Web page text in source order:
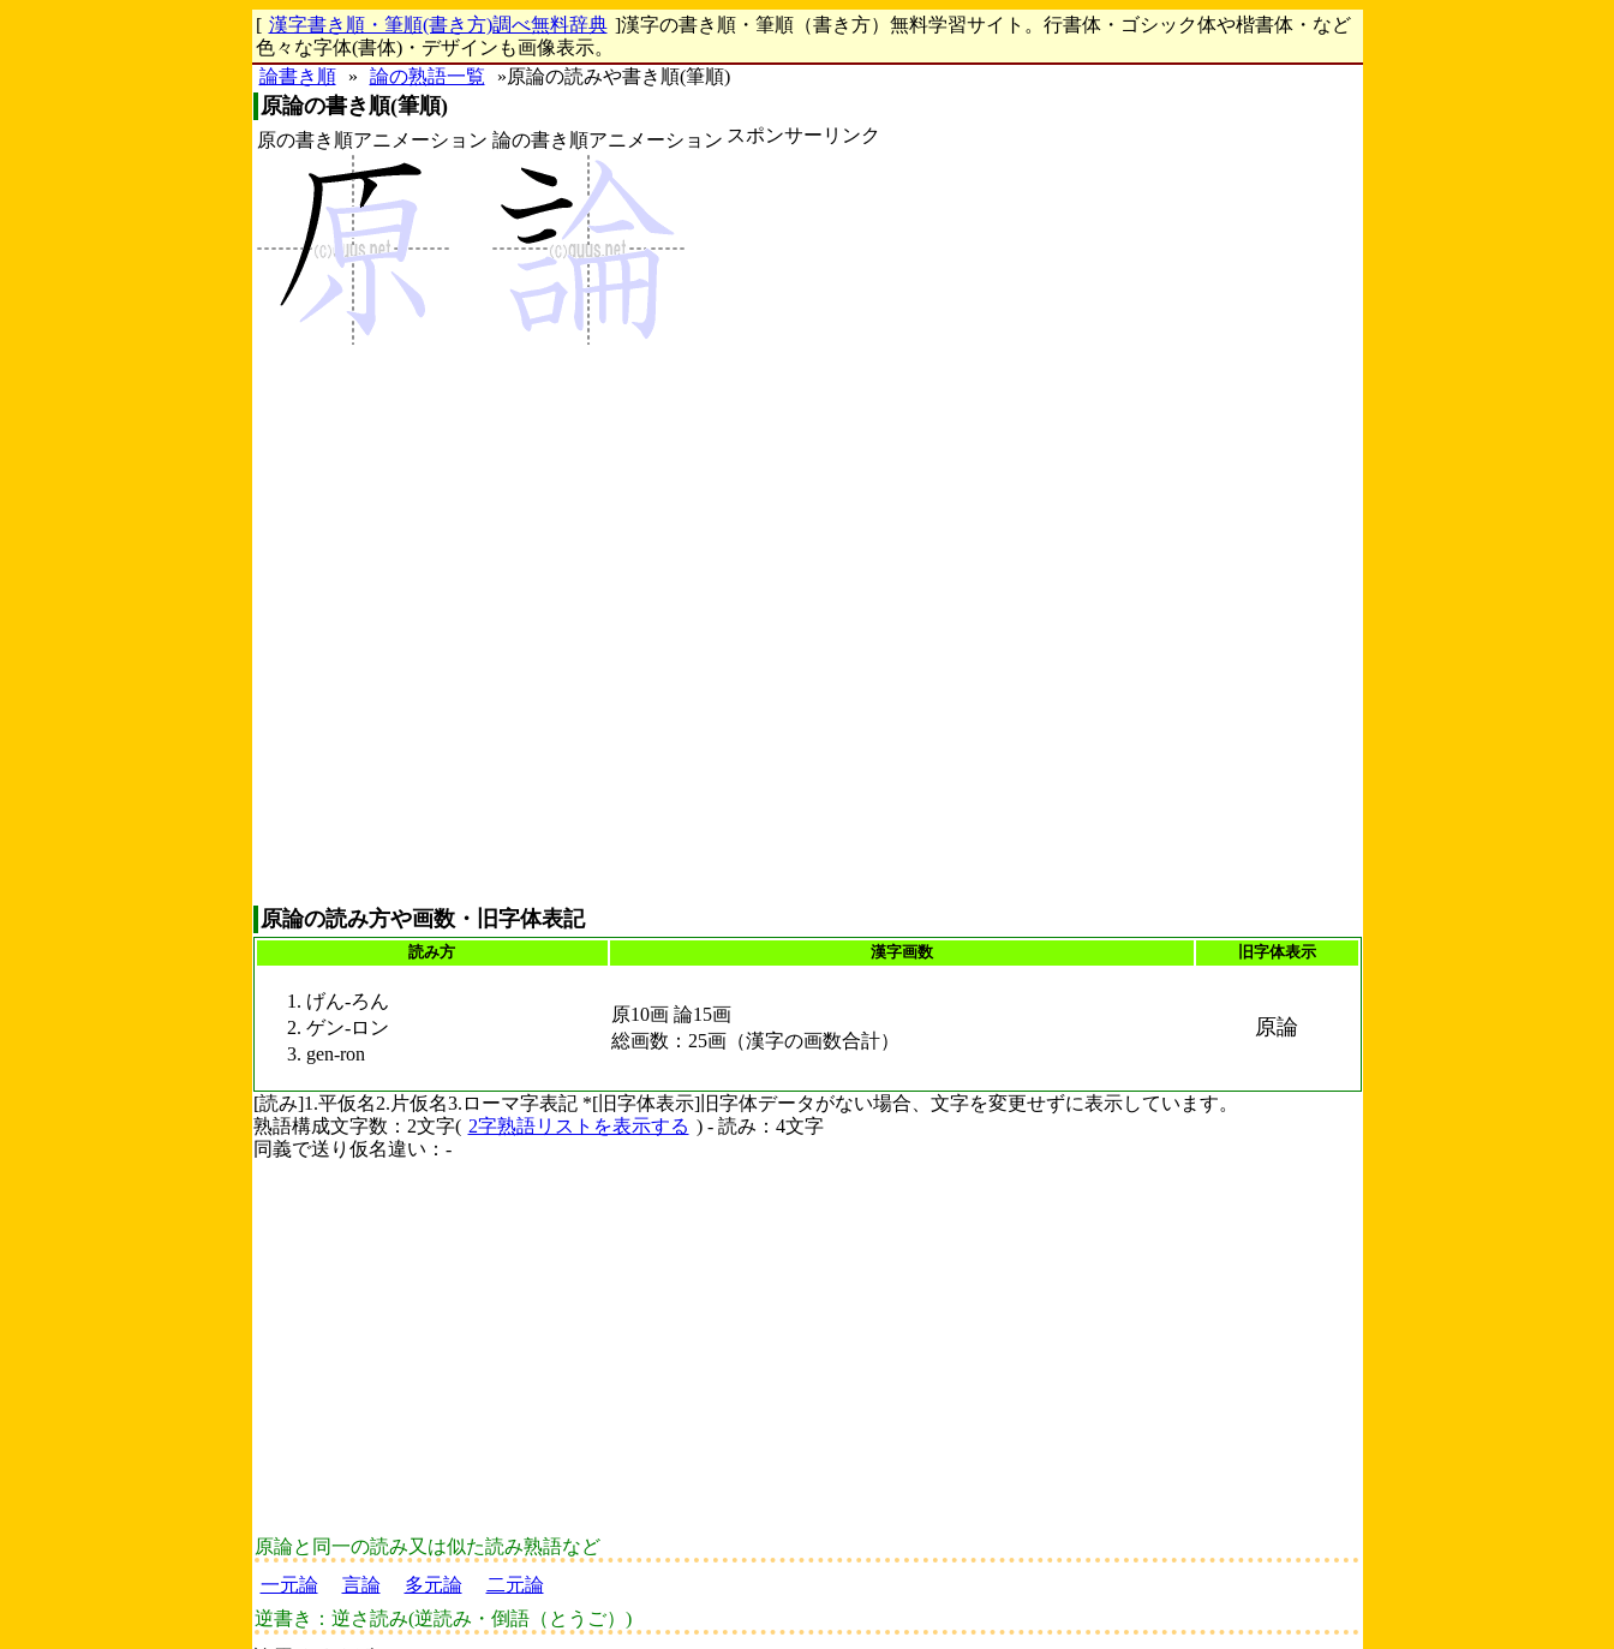
[ 漢字書き順・筆順(書き方)調べ無料辞典 ]漢字の書き順・筆順（書き方）無料学習サイト。行書体・ゴシック体や楷書体・など
色々な字体(書体)・デザインも画像表示。
論書き順
» 論の熟語一覧 »原論の読みや書き順(筆順)
原論の書き順(筆順)
原の書き順アニメーション 論の書き順アニメーション スポンサーリンク
原論の読み方や画数・旧字体表記
読み方 漢字画数 旧字体表示
げん-ろん
ゲン-ロン
gen-ron
原10画 論15画
総画数：25画（漢字の画数合計）
原論
[読み]1.平仮名2.片仮名3.ローマ字表記 *[旧字体表示]旧字体データがない場合、文字を変更せずに表示しています。
熟語構成文字数：2文字( 2字熟語リストを表示する ) - 読み：4文字
同義で送り仮名違い：-
原論と同一の読み又は似た読み熟語など
一元論
言論 多元論
二元論
逆書き：逆さ読み(逆読み・倒語（とうご）)